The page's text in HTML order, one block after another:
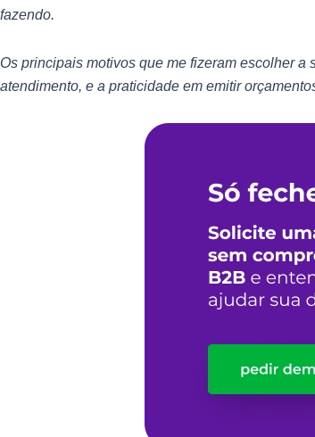
fazendo.
Os principais motivos que me fizeram escolher
atendimento, e a praticidade em emitir